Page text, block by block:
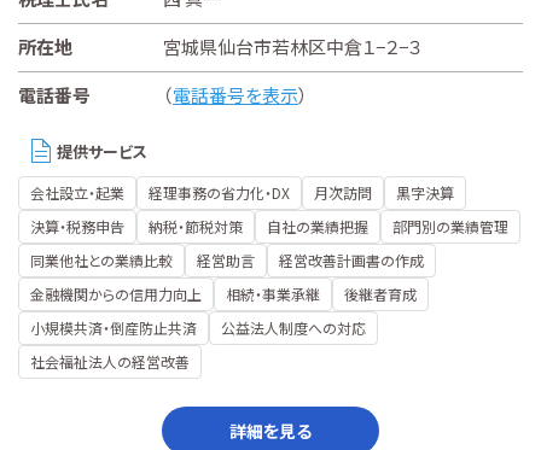
所在地
宮城県仙台市若林区中倉１−２−３
電話番号
（電話番号を表示）
提供サービス
会社設立・起業 経理事務の省力化・DX 月次訪問
黒字決算
決算・税務申告
納税・節税対策 自社の業績把握
部門別の業績管理
同業他社との業績比較
経営助言
経営改善計画書の作成
金融機関からの信用力向上
相続・事業承継
後継者育成
小規模共済・倒産防止共済
公益法人制度への対応
社会福祉法人の経営改善
詳細を見る